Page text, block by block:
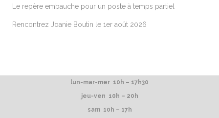
Le repère embauche pour un poste à temps partiel
Rencontrez Joanie Boutin le 1er août 2026
lun-mar-mer 10h – 17h30
jeu-ven 10h – 20h
sam 10h – 17h